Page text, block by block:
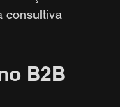
consultiva
B2B